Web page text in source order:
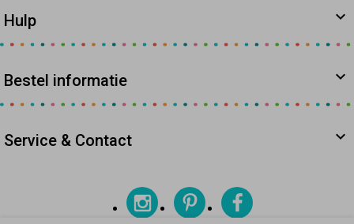
Hulp
Bestel informatie
Service & Contact